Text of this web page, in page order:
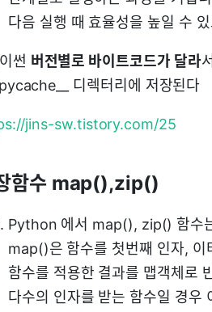
다음 실행 때 효율성을 높일 수
썬 버전별로 바이트코드가 달라
디렉터리에 저장된다
jins-sw.tistory.com/25
함수 map(),zip()
Python 에서 map(), zip() 함수
map()은 함수를 첫번째 인자, 이
함수를 적용한 결과를 맵객체로
다수의 인자를 받는 함수일 경우